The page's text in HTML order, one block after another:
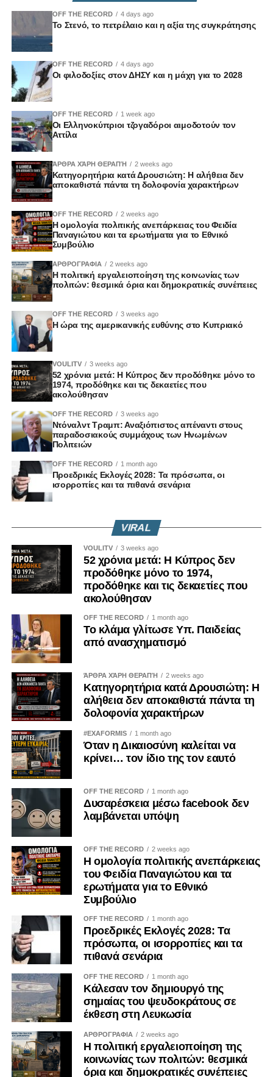
OFF THE RECORD 4 days ago
Το Στενό, το πετρέλαιο και η αξία της συγκράτησης
OFF THE RECORD 4 days ago
Οι φιλοδοξίες στον ΔΗΣΥ και η μάχη για το 2028
OFF THE RECORD 1 week ago
Οι Ελληνοκύπριοι τζογαδόροι αιμοδοτούν τον
Αττίλα
ΆΡΘΡΑ ΧΆΡΗ ΘΕΡΑΠΉ 2 weeks ago
Κατηγορητήρια κατά Δρουσιώτη: Η αλήθεια δεν
αποκαθιστά πάντα τη δολοφονία χαρακτήρων
OFF THE RECORD 2 weeks ago
Η ομολογία πολιτικής ανεπάρκειας του Φειδία
Παναγιώτου και τα ερωτήματα για το Εθνικό
Συμβούλιο
ΑΡΘΡΟΓΡΑΦΙΑ 2 weeks ago
Η πολιτική εργαλειοποίηση της κοινωνίας των
πολιτών: θεσμικά όρια και δημοκρατικές συνέπειες
OFF THE RECORD 3 weeks ago
Η ώρα της αμερικανικής ευθύνης στο Κυπριακό
VOULITV 3 weeks ago
52 χρόνια μετά: Η Κύπρος δεν προδόθηκε μόνο το
1974, προδόθηκε και τις δεκαετίες που
ακολούθησαν
OFF THE RECORD 3 weeks ago
Ντόναλντ Τραμπ: Αναξιόπιστος απέναντι στους
παραδοσιακούς συμμάχους των Ηνωμένων
Πολιτειών
OFF THE RECORD 1 month ago
Προεδρικές Εκλογές 2028: Τα πρόσωπα, οι
ισορροπίες και τα πιθανά σενάρια
VIRAL
VOULITV 3 weeks ago
52 χρόνια μετά: Η Κύπρος δεν
προδόθηκε μόνο το 1974,
προδόθηκε και τις δεκαετίες που
ακολούθησαν
OFF THE RECORD 1 month ago
Το κλάμα γλίτωσε Υπ. Παιδείας
από ανασχηματισμό
ΆΡΘΡΑ ΧΆΡΗ ΘΕΡΑΠΉ 2 weeks ago
Κατηγορητήρια κατά Δρουσιώτη: Η
αλήθεια δεν αποκαθιστά πάντα τη
δολοφονία χαρακτήρων
#EXAFORMIS 1 month ago
Όταν η Δικαιοσύνη καλείται να
κρίνει… τον ίδιο της τον εαυτό
OFF THE RECORD 1 month ago
Δυσαρέσκεια μέσω facebook δεν
λαμβάνεται υπόψη
OFF THE RECORD 2 weeks ago
Η ομολογία πολιτικής ανεπάρκειας
του Φειδία Παναγιώτου και τα
ερωτήματα για το Εθνικό
Συμβούλιο
OFF THE RECORD 1 month ago
Προεδρικές Εκλογές 2028: Τα
πρόσωπα, οι ισορροπίες και τα
πιθανά σενάρια
OFF THE RECORD 1 month ago
Κάλεσαν τον δημιουργό της
σημαίας του ψευδοκράτους σε
έκθεση στη Λευκωσία
ΑΡΘΡΟΓΡΑΦΙΑ 2 weeks ago
Η πολιτική εργαλειοποίηση της
κοινωνίας των πολιτών: θεσμικά
όρια και δημοκρατικές συνέπειες